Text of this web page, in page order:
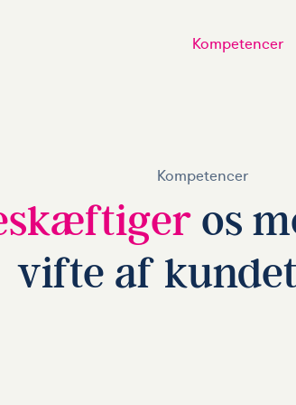
Kompetencer
Kompetencer
os
vifte af